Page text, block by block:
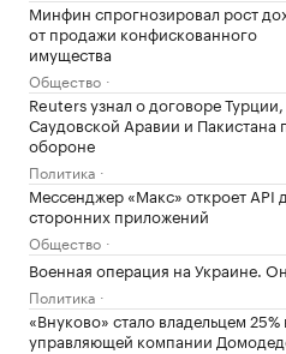
Минфин спрогнозировал рост
от продажи конфискованного
имущества
Общество
Reuters узнал о договоре Турции,
Саудовской Аравии и Пакистана
обороне
Политика
Мессенджер «Макс» откроет API
сторонних приложений
Общество
Военная операция на Украине.
Политика
«Внуково» стало владельцем 25%
управляющей компании